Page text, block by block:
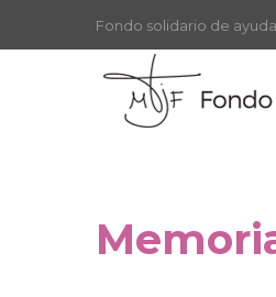
Fondo solidario de